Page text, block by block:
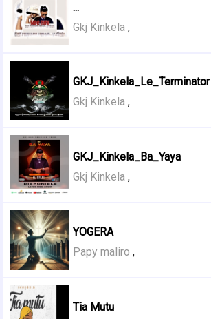
...
Gkj Kinkela ,
GKJ_Kinkela_Le_Terminator
Gkj Kinkela ,
GKJ_Kinkela_Ba_Yaya
Gkj Kinkela ,
YOGERA
Papy maliro ,
Tia Mutu